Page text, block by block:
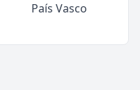
País Vasco